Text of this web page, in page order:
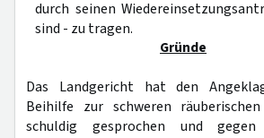
durch seinen
sind - zu tragen.
Gründe
Das Landgericht hat den
Beihilfe zur schweren
schuldig gesprochen und